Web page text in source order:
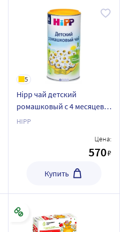
5
Hipp чай детский
ромашковый с 4 месяцев
200 гр
HIPP
Цена:
570₽
Купить